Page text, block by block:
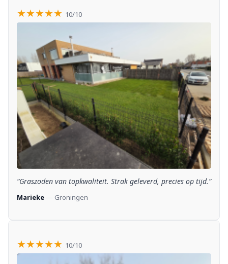
★★★★★ 10/10
“Graszoden van topkwaliteit. Strak geleverd, precies op tijd.”
Marieke — Groningen
★★★★★ 10/10